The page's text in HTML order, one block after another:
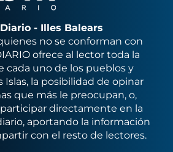
- Illes Balears
no se conforman con
ofrece al lector toda la
cada uno de los pueblos y
Islas, la posibilidad de opinar
que más le preocupan, o,
directamente en la
aportando la información
con el resto de lectores.